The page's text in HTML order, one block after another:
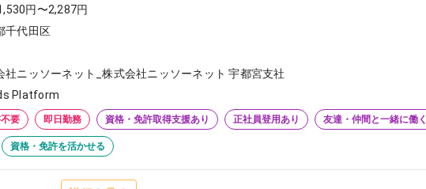
円〜2,287円
千代田区
社ニッソーネット_株式会社ニッソーネット 宇都宮支社
Platform
要 即日勤務 資格・免許取得支援あり 正社員登用あり 友達・仲間と一緒に働く
資格・免許を活かせる